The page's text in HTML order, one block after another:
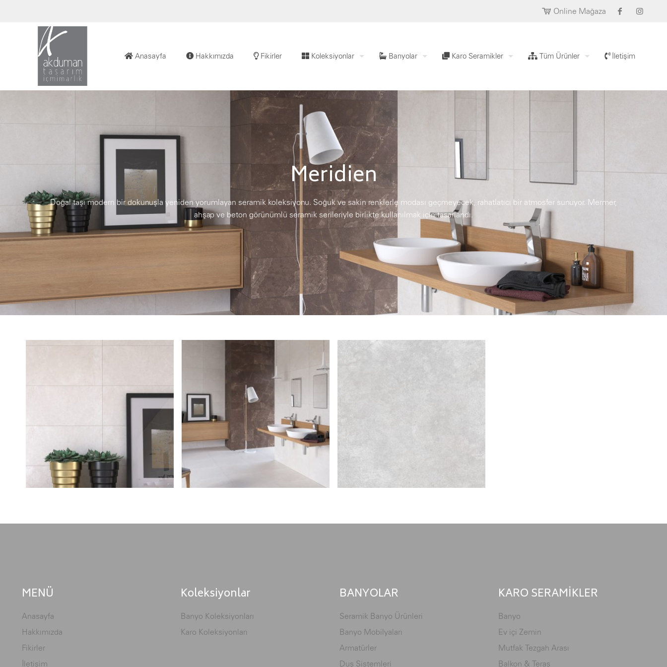
Online Mağaza
Anasayfa Hakkımızda Fikirler Koleksiyonlar Banyolar Karo Seramikler Tüm Ürünler İletişim
Meridien
Doğal taşı modern bir dokunuşla yeniden yorumlayan seramik koleksiyonu. Soğuk ve sakin renklerle modası geçmeyecek, rahatlatıcı bir atmosfer sunuyor. Mermer,
ahşap ve beton görünümlü seramik serileriyle birlikte kullanılmak için tasarlandı.
MENÜ
Anasayfa
Hakkımızda
Fikirler
İletişim
Koleksiyonlar
Banyo Koleksiyonları
Karo Koleksiyonları
BANYOLAR
Seramik Banyo Ürünleri
Banyo Mobilyaları
Armatürler
Duş Sistemleri
KARO SERAMİKLER
Banyo
Ev içi Zemin
Mutfak Tezgah Arası
Balkon & Teras